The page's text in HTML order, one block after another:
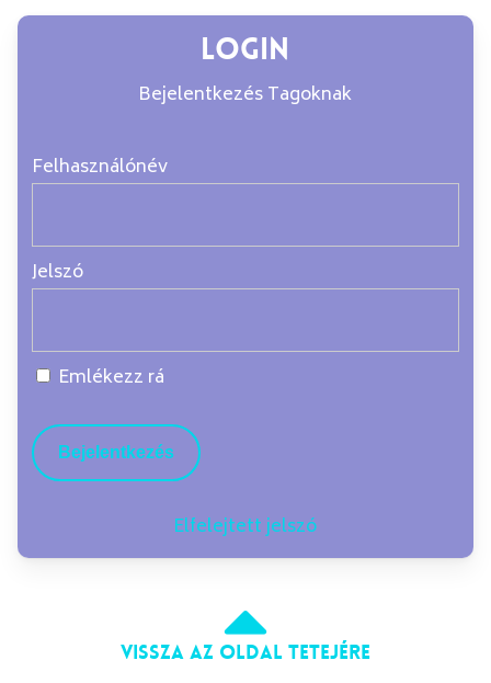
Login
Bejelentkezés Tagoknak
Felhasználónév
Jelszó
Emlékezz rá
Elfelejtett jelszó
Vissza az oldal tetejére